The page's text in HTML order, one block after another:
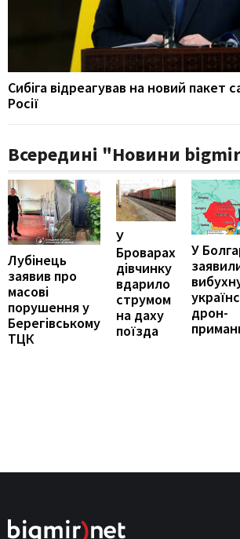
Сибіга відреагував на новий пакет
Росії
Всередині "Новини
Лубінець
заявив про
масові
порушення у
Берегівському
ТЦК
У
Броварах
дівчинку
вдарило
струмом
на даху
поїзда
У
дрон-